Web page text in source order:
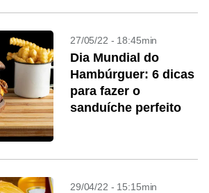
27/05/22 - 18:45min
Dia Mundial do
Hambúrguer: 6 dicas
para fazer o
sanduíche perfeito
29/04/22 - 15:15min